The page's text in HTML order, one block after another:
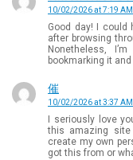
10/02/2026 at 7:19 AM
Good day! I could
after browsing
Nonetheless,
bookmarking it
催
10/02/2026 at 3:37 AM
I seriously love
this amazing site
create my own
got this from or